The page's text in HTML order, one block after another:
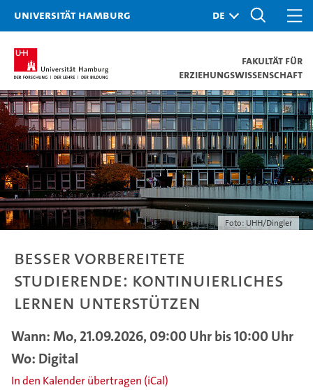
Universität Hamburg
Fakultät für
Erziehungswissenschaft
Foto: UHH/Dingler
Besser vorbereitete
Studierende: kontinuierliches
Lernen unterstützen
Wann: Mo, 21.09.2026, 09:00 Uhr bis 10:00 Uhr
Wo: Digital
In den Kalender übertragen (iCal)